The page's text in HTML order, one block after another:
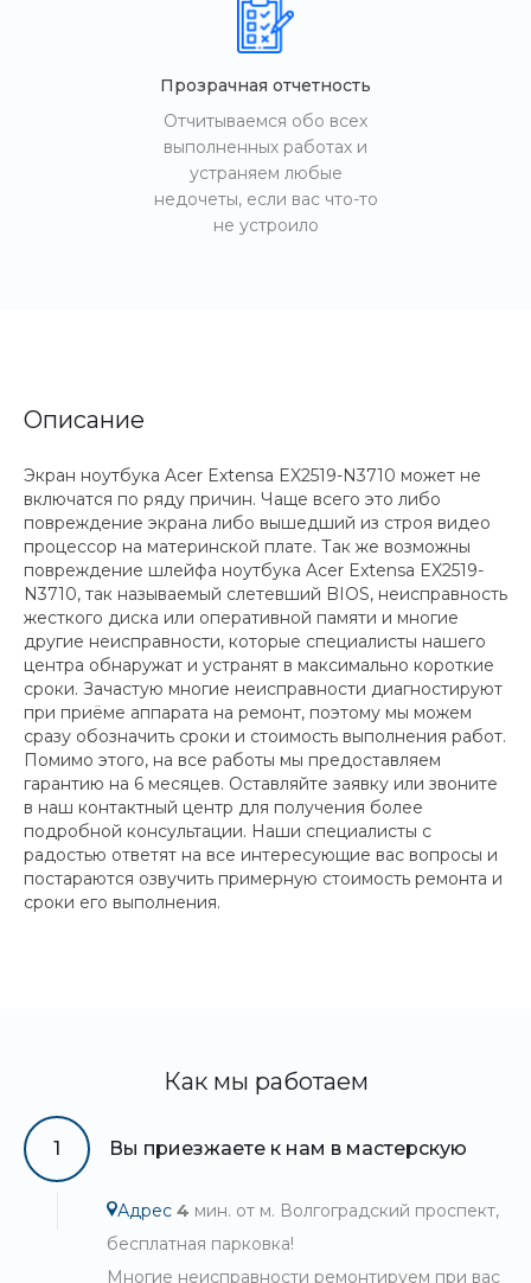
Прозрачная отчетность
Отчитываемся обо всех
выполненных работах и
устраняем любые
недочеты, если вас что-то
не устроило
Описание
Экран ноутбука Acer Extensa EX2519-N3710 может не
включатся по ряду причин. Чаще всего это либо
повреждение экрана либо вышедший из строя видео
процессор на материнской плате. Так же возможны
повреждение шлейфа ноутбука Acer Extensa EX2519-
N3710, так называемый слетевший BIOS, неисправность
жесткого диска или оперативной памяти и многие
другие неисправности, которые специалисты нашего
центра обнаружат и устранят в максимально короткие
сроки. Зачастую многие неисправности диагностируют
при приёме аппарата на ремонт, поэтому мы можем
сразу обозначить сроки и стоимость выполнения работ.
Помимо этого, на все работы мы предоставляем
гарантию на 6 месяцев. Оставляйте заявку или звоните
в наш контактный центр для получения более
подробной консультации. Наши специалисты с
радостью ответят на все интересующие вас вопросы и
постараются озвучить примерную стоимость ремонта и
сроки его выполнения.
Как мы работаем
1 Вы приезжаете к нам в мастерскую
Адрес 4 мин. от м. Волгоградский проспект,
бесплатная парковка!
Многие неисправности ремонтируем при вас